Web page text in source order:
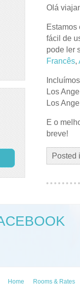
Olá
Estamos
fácil de
pode ler
Francês,
Los
Los
E o
breve!
Posted
Home Rooms & Rates